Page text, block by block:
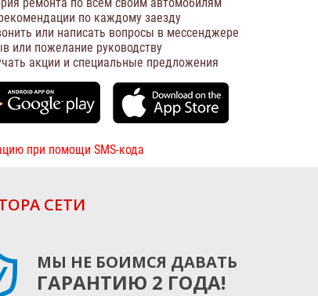
по каждому заезду
или написать вопросы в мессенджере
или пожелание руководству
акции и специальные предложения
при помощи SMS-кода
СЕТИ
МЫ НЕ БОИМСЯ ДАВАТЬ
ГАРАНТИЮ 2 ГОДА!